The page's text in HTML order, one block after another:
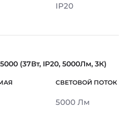
IP20
(37Вт, IP20, 5000Лм, 3К)
5000 Лм